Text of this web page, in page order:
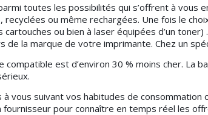
toutes les possibilités qui s’offrent à vous
ou même rechargées. Une fois le
ou bien à laser équipées d’un
de la marque de votre imprimante. Chez un
compatible est d’environ 30 % moins cher.
à vous suivant vos habitudes de
fournisseur pour connaître en temps réel les